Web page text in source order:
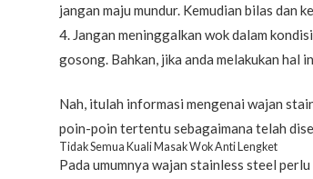
jangan maju mundur. Kemudian bilas dan
4. Jangan meninggalkan wok dalam
gosong. Bahkan, jika anda melakukan hal
Nah, itulah informasi mengenai wajan
poin-poin tertentu sebagaimana telah
Tidak Semua Kuali Masak Wok Anti Lengket
Pada umumnya wajan stainless steel